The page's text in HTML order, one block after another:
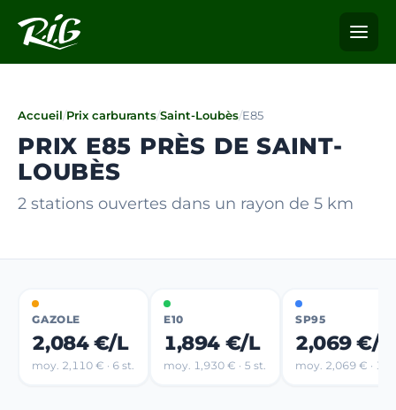
Accueil/Prix carburants/Saint-Loubès/E85
PRIX E85 PRÈS DE SAINT-
LOUBÈS
2 stations ouvertes dans un rayon de 5 km
GAZOLE
2,084 €/L
moy. 2,110 € · 6 st.
E10
1,894 €/L
moy. 1,930 € · 5 st.
SP95
2,069 €/L
moy. 2,069 € · 1